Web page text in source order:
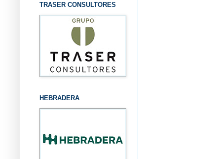
TRASER CONSULTORES
HEBRADERA